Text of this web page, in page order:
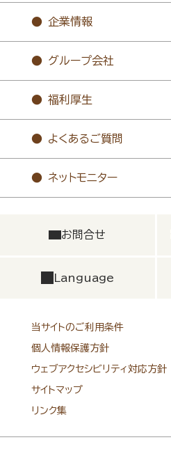
企業情報
グループ会社
福利厚生
よくあるご質問
ネットモニター
お問合せ
Language
当サイトのご利用条件
個人情報保護方針
ウェブアクセシビリティ対応方針
サイトマップ
リンク集